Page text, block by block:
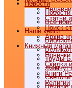
Статьи
Поиск
Архив
Книжный
Новинки
Скидки
Книги
Религии
Новости
Новости
Все
Наши книги
Труды
Жемчуг
Вечные